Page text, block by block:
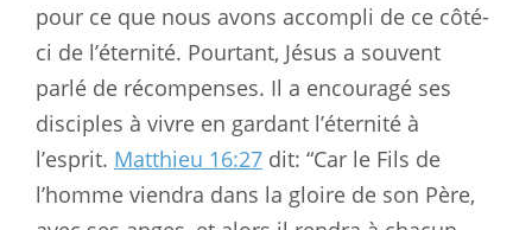
pour ce que nous avons accompli de ce côté-
ci de l’éternité. Pourtant, Jésus a souvent
parlé de récompenses. Il a encouragé ses
disciples à vivre en gardant l’éternité à
l’esprit. Matthieu 16:27 dit: “Car le Fils de
l’homme viendra dans la gloire de son Père,